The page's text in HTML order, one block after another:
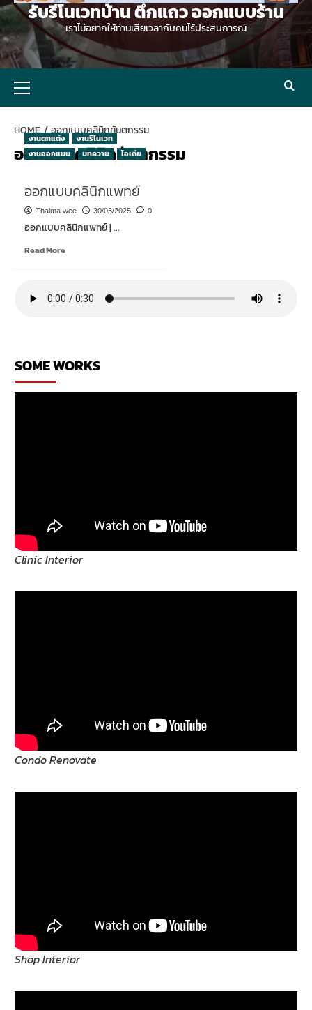
รับรีโนเวทบ้าน ตึกแถว ออกแบบร้าน
เราไม่อยากให้ท่านเสียเวลากับคนไร้ประสบการณ์
Menu
HOME ออกแบบคลินิกทันตกรรม
ออกแบบคลินิกทันตกรรม
งานตกแต่ง
งานรีโนเวท
งานออกแบบ
บทความ ไอเดีย
ออกแบบคลินิกแพทย์
Thaima wee 30/03/2025 0
ออกแบบคลินิกแพทย์ | ...
Read MoreRead
คลินิก
SOME WORKS
Clinic Interior
Condo Renovate
Shop Interior